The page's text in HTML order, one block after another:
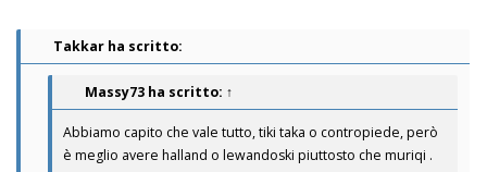
Takkar ha scritto:
Massy73 ha scritto: ↑
Abbiamo capito che vale tutto, tiki taka o contropiede, però
è meglio avere halland o lewandoski piuttosto che muriqi .